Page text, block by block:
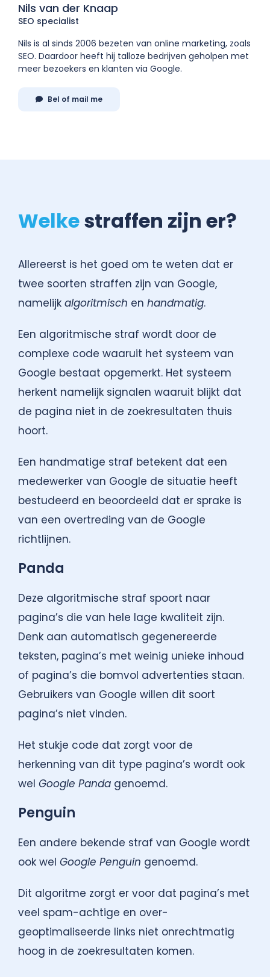
Nils van der Knaap
SEO specialist
Nils is al sinds 2006 bezeten van online marketing, zoals
SEO. Daardoor heeft hij talloze bedrijven geholpen met
meer bezoekers en klanten via Google.
Bel of mail me
Welkestraffen zijn er?
Allereerst is het goed om te weten dat er
twee soorten straffen zijn van Google,
namelijk algoritmisch en handmatig.
Een algoritmische straf wordt door de
complexe code waaruit het systeem van
Google bestaat opgemerkt. Het systeem
herkent namelijk signalen waaruit blijkt dat
de pagina niet in de zoekresultaten thuis
hoort.
Een handmatige straf betekent dat een
medewerker van Google de situatie heeft
bestudeerd en beoordeeld dat er sprake is
van een overtreding van de Google
richtlijnen.
Panda
Deze algoritmische straf spoort naar
pagina’s die van hele lage kwaliteit zijn.
Denk aan automatisch gegenereerde
teksten, pagina’s met weinig unieke inhoud
of pagina’s die bomvol advertenties staan.
Gebruikers van Google willen dit soort
pagina’s niet vinden.
Het stukje code dat zorgt voor de
herkenning van dit type pagina’s wordt ook
wel Google Pandagenoemd.
Penguin
Een andere bekende straf van Google wordt
ook wel Google Penguin genoemd.
Dit algoritme zorgt er voor dat pagina’s met
veel spam-achtige en over-
geoptimaliseerde links niet onrechtmatig
hoog in de zoekresultaten komen.